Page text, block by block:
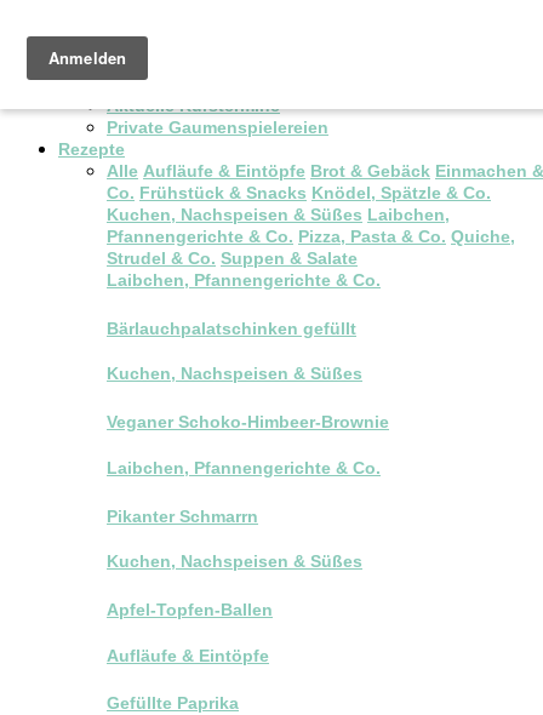
Pop-up Brunch
Kochkurse & Workshops
Aktuelle Kurstermine
Private Gaumenspielereien
Rezepte
Alle Aufläufe & Eintöpfe Brot & Gebäck Einmachen &
Co. Frühstück & Snacks Knödel, Spätzle & Co.
Kuchen, Nachspeisen & Süßes Laibchen,
Pfannengerichte & Co. Pizza, Pasta & Co. Quiche,
Strudel & Co. Suppen & Salate
Laibchen, Pfannengerichte & Co.
Bärlauchpalatschinken gefüllt
Kuchen, Nachspeisen & Süßes
Veganer Schoko-Himbeer-Brownie
Laibchen, Pfannengerichte & Co.
Pikanter Schmarrn
Kuchen, Nachspeisen & Süßes
Apfel-Topfen-Ballen
Aufläufe & Eintöpfe
Gefüllte Paprika